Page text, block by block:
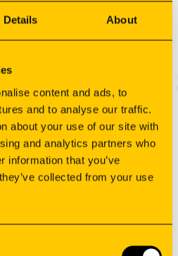
Details About
content and ads, to
and to analyse our traffic.
about your use of our site with
and analytics partners who
information that you’ve
collected from your use